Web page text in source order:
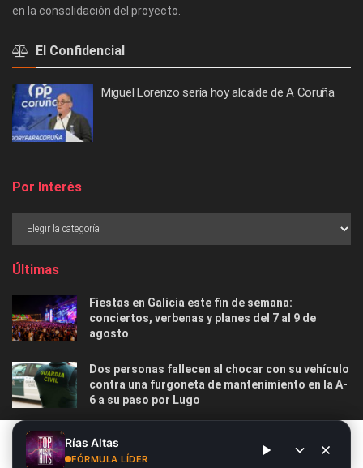
en la consolidación del proyecto.
El Confidencial
Miguel Lorenzo sería hoy alcalde de A Coruña
Por Interés
Últimas
Fiestas en Galicia este fin de semana:
conciertos, verbenas y planes del 7 al 9 de
agosto
Dos personas fallecen al chocar con su vehículo
contra una furgoneta de mantenimiento en la A-
6 a su paso por Lugo
Las 12 playas gallegas con Bandera Azul menos
masificadas para disfrutar este verano
Rías Altas
FÓRMULA LÍDER
Este sitio web utiliza cookies. Al continuar utilizando este sitio
web, usted da su consentimiento para el uso de cookies. Visite